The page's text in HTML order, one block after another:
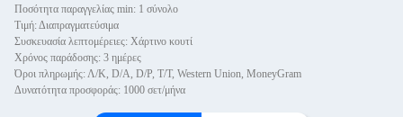
Ποσότητα παραγγελίας min: 1 σύνολο
Τιμή: Διαπραγματεύσιμα
Συσκευασία λεπτομέρειες: Χάρτινο κουτί
Χρόνος παράδοσης: 3 ημέρες
Όροι πληρωμής: Λ/Κ, D/A, D/P, T/T, Western Union, MoneyGram
Δυνατότητα προσφοράς: 1000 σετ/μήνα